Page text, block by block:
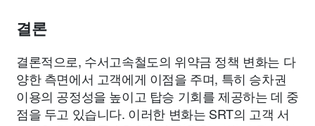
결론
결론적으로, 수서고속철도의 위약금 정책 변화는 다
양한 측면에서 고객에게 이점을 주며, 특히 승차권
이용의 공정성을 높이고 탑승 기회를 제공하는 데 중
점을 두고 있습니다. 이러한 변화는 SRT의 고객 서